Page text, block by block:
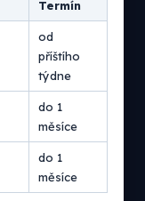
Termín
od
příštího
týdne
do 1
měsíce
do 1
měsíce